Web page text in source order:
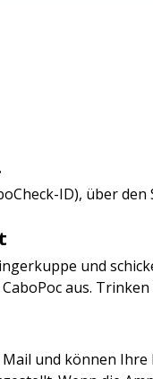
ID), über
und
aus.
und können